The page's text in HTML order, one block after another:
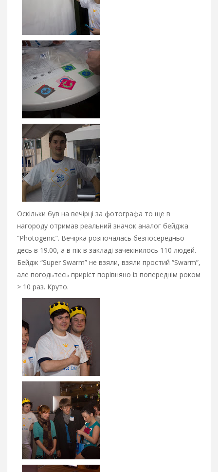
Оскільки був на вечірці за фотографа то ще в
нагороду отримав реальний значок аналог бейджа
“Photogenic”. Вечірка розпочалась безпосередньо
десь в 19.00, а в пік в закладі зачекінилось 110 людей.
Бейдж “Super Swarm” не взяли, взяли простий “Swarm”,
але погодьтесь приріст порівняно із попереднім роком
> 10 раз. Круто.